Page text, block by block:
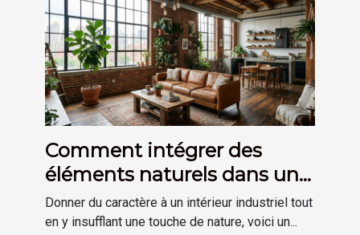
Comment intégrer des
éléments naturels dans une
décoration de style
industriel ?
Donner du caractère à un intérieur industriel tout
en y insufflant une touche de nature, voici un...